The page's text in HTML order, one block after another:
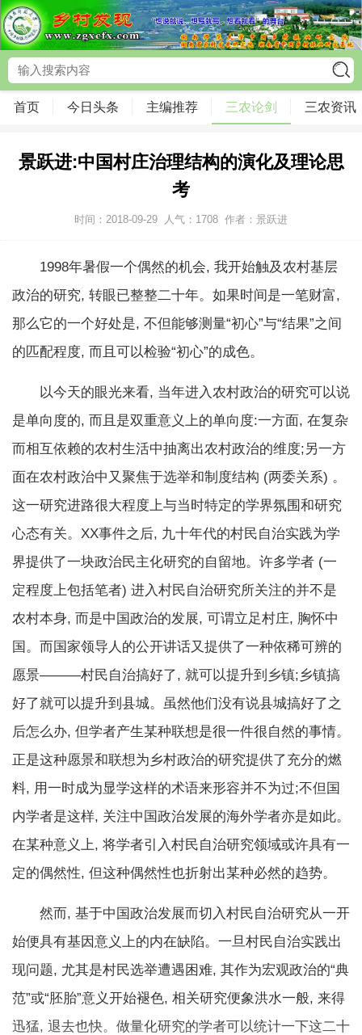
首页 今日头条 主编推荐 三农论剑 三农资讯
景跃进:中国村庄治理结构的演化及理论思
考
时间：2018-09-29 人气： 1708 作者：景跃进
1998年暑假一个偶然的机会, 我开始触及农村基层
政治的研究, 转眼已整整二十年。如果时间是一笔财富,
那么它的一个好处是, 不但能够测量“初心”与“结果”之间
的匹配程度, 而且可以检验“初心”的成色。
以今天的眼光来看, 当年进入农村政治的研究可以说
是单向度的, 而且是双重意义上的单向度:一方面, 在复杂
而相互依赖的农村生活中抽离出农村政治的维度;另一方
面在农村政治中又聚焦于选举和制度结构 (两委关系) 。
这一研究进路很大程度上与当时特定的学界氛围和研究
心态有关。XX事件之后, 九十年代的村民自治实践为学
界提供了一块政治民主化研究的自留地。许多学者 (一
定程度上包括笔者) 进入村民自治研究所关注的并不是
农村本身, 而是中国政治的发展, 可谓立足村庄, 胸怀中
国。而国家领导人的公开讲话又提供了一种依稀可辨的
愿景———村民自治搞好了, 就可以提升到乡镇;乡镇搞
好了就可以提升到县城。虽然他们没有说县城搞好了之
后怎么办, 但学者产生某种联想是很一件很自然的事情。
正是这种愿景和联想为乡村政治的研究提供了充分的燃
料, 用一时成为显学这样的术语来形容并不为过;不但国
内学者是这样, 关注中国政治发展的海外学者亦是如此。
在某种意义上, 将学者引入村民自治研究领域或许具有一
定的偶然性, 但这种偶然性也折射出某种必然的趋势。
然而, 基于中国政治发展而切入村民自治研究从一开
始便具有基因意义上的内在缺陷。一旦村民自治实践出
现问题, 尤其是村民选举遭遇困难, 其作为宏观政治的“典
范”或“胚胎”意义开始褪色, 相关研究便象洪水一般, 来得
迅猛, 退去也快。做量化研究的学者可以统计一下这二十